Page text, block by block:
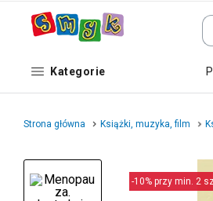
Kategorie
Strona główna Książki, muzyka, film
-10% przy min. 2